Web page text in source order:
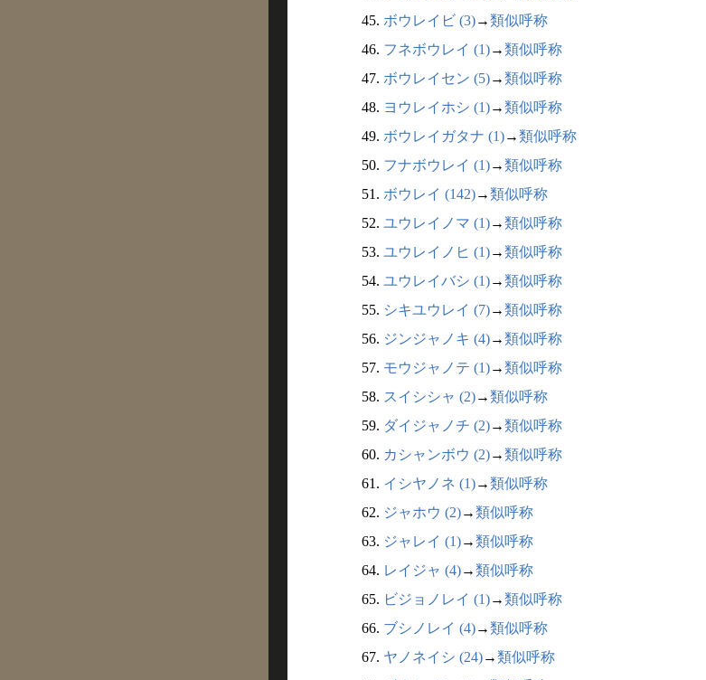
45. ボウレイビ (3)→類似呼称
46. フネボウレイ (1)→類似呼称
47. ボウレイセン (5)→類似呼称
48. ヨウレイホシ (1)→類似呼称
49. ボウレイガタナ (1)→類似呼称
50. フナボウレイ (1)→類似呼称
51. ボウレイ (142)→類似呼称
52. ユウレイノマ (1)→類似呼称
53. ユウレイノヒ (1)→類似呼称
54. ユウレイバシ (1)→類似呼称
55. シキユウレイ (7)→類似呼称
56. ジンジャノキ (4)→類似呼称
57. モウジャノテ (1)→類似呼称
58. スイシシャ (2)→類似呼称
59. ダイジャノチ (2)→類似呼称
60. カシャンボウ (2)→類似呼称
61. イシヤノネ (1)→類似呼称
62. ジャホウ (2)→類似呼称
63. ジャレイ (1)→類似呼称
64. レイジャ (4)→類似呼称
65. ビジョノレイ (1)→類似呼称
66. ブシノレイ (4)→類似呼称
67. ヤノネイシ (24)→類似呼称